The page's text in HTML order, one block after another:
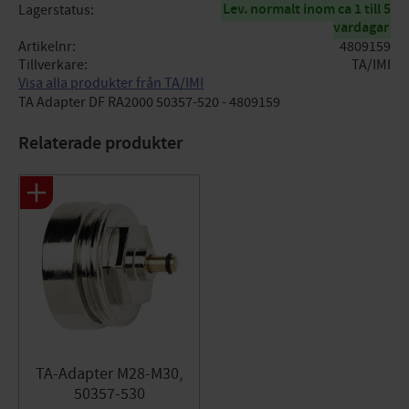
Lagerstatus
Lev. normalt inom ca 1 till 5
vardagar
Artikelnr
4809159
Tillverkare
TA/IMI
Visa alla produkter från TA/IMI
TA Adapter DF RA2000 50357-520 - 4809159
Relaterade produkter
TA-Adapter M28-M30,
50357-530